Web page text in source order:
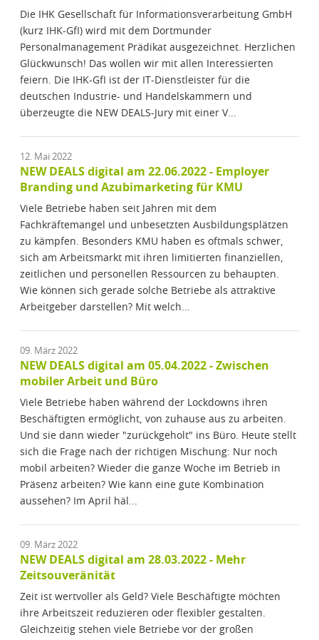
Die IHK Gesellschaft für Informationsverarbeitung GmbH
(kurz IHK-GfI) wird mit dem Dortmunder
Personalmanagement Prädikat ausgezeichnet. Herzlichen
Glückwunsch! Das wollen wir mit allen Interessierten
feiern. Die IHK-GfI ist der IT-Dienstleister für die
deutschen Industrie- und Handelskammern und
überzeugte die NEW DEALS-Jury mit einer V...
12. Mai 2022
NEW DEALS digital am 22.06.2022 - Employer
Branding und Azubimarketing für KMU
Viele Betriebe haben seit Jahren mit dem
Fachkräftemangel und unbesetzten Ausbildungsplätzen
zu kämpfen. Besonders KMU haben es oftmals schwer,
sich am Arbeitsmarkt mit ihren limitierten finanziellen,
zeitlichen und personellen Ressourcen zu behaupten.
Wie können sich gerade solche Betriebe als attraktive
Arbeitgeber darstellen? Mit welch...
09. März 2022
NEW DEALS digital am 05.04.2022 - Zwischen
mobiler Arbeit und Büro
Viele Betriebe haben während der Lockdowns ihren
Beschäftigten ermöglicht, von zuhause aus zu arbeiten.
Und sie dann wieder "zurückgeholt" ins Büro. Heute stellt
sich die Frage nach der richtigen Mischung: Nur noch
mobil arbeiten? Wieder die ganze Woche im Betrieb in
Präsenz arbeiten? Wie kann eine gute Kombination
aussehen? Im April häl...
09. März 2022
NEW DEALS digital am 28.03.2022 - Mehr
Zeitsouveränität
Zeit ist wertvoller als Geld? Viele Beschäftigte möchten
ihre Arbeitszeit reduzieren oder flexibler gestalten.
Gleichzeitig stehen viele Betriebe vor der großen